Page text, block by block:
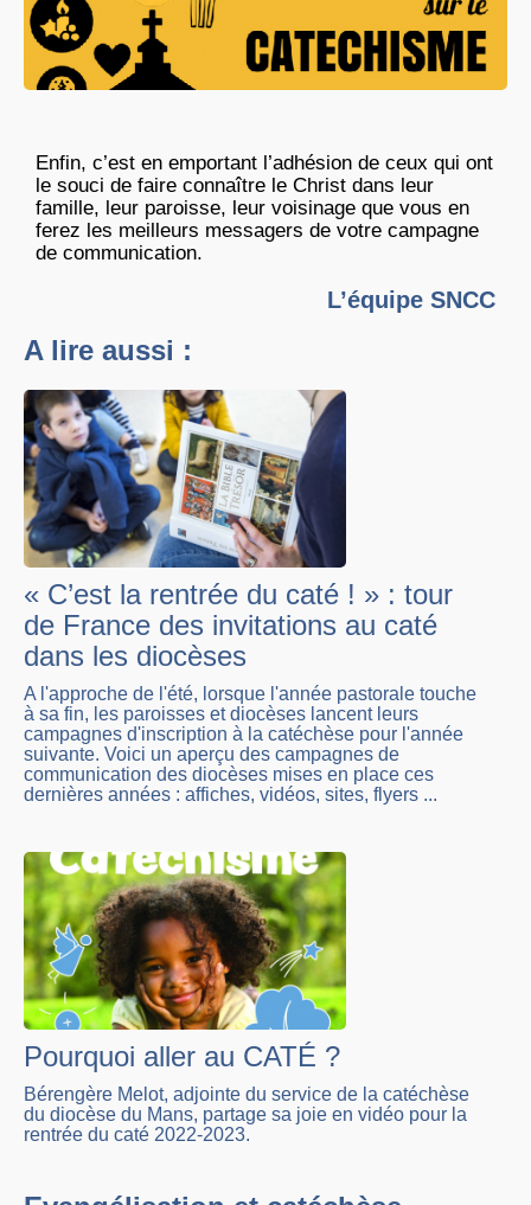
Enfin, c’est en emportant l’adhésion de ceux qui ont
le souci de faire connaître le Christ dans leur
famille, leur paroisse, leur voisinage que vous en
ferez les meilleurs messagers de votre campagne
de communication.
L’équipe SNCC
A lire aussi :
« C’est la rentrée du caté ! » : tour
de France des invitations au caté
dans les diocèses
A l'approche de l'été, lorsque l'année pastorale touche
à sa fin, les paroisses et diocèses lancent leurs
campagnes d'inscription à la catéchèse pour l'année
suivante. Voici un aperçu des campagnes de
communication des diocèses mises en place ces
dernières années : affiches, vidéos, sites, flyers ...
Pourquoi aller au CATÉ ?
Bérengère Melot, adjointe du service de la catéchèse
du diocèse du Mans, partage sa joie en vidéo pour la
rentrée du caté 2022-2023.